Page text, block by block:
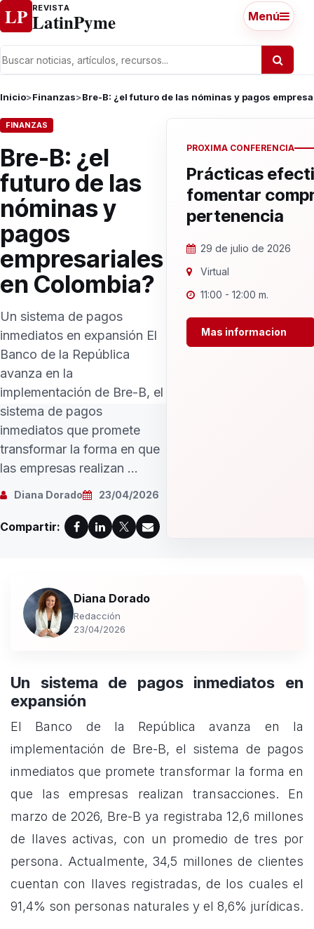
Ir al contenido
LP REVISTA
LatinPyme Menú
Inicio>Finanzas>Bre-B: ¿el futuro de las nóminas y pagos
FINANZAS
Bre-B: ¿el
futuro de las
nóminas y
pagos
empresariales
en Colombia?
Un sistema de pagos
inmediatos en expansión El
Banco de la República
avanza en la
implementación de Bre-B, el
sistema de pagos
inmediatos que promete
transformar la forma en que
las empresas realizan ...
Diana Dorado 23/04/2026
Compartir:
PROXIMA CONFERENCIA
Prácticas
fomentar
pertenencia
29 de julio de 2026
Virtual
11:00 - 12:00 m.
Mas informacion
Diana Dorado
Redacción
23/04/2026
Un sistema de pagos inmediatos en
expansión
El Banco de la República avanza en la
implementación de Bre-B, el sistema de pagos
inmediatos que promete transformar la forma en
que las empresas realizan transacciones. En
marzo de 2026, Bre-B ya registraba 12,6 millones
de llaves activas, con un promedio de tres por
persona. Actualmente, 34,5 millones de clientes
cuentan con llaves registradas, de los cuales el
91,4% son personas naturales y el 8,6% jurídicas.